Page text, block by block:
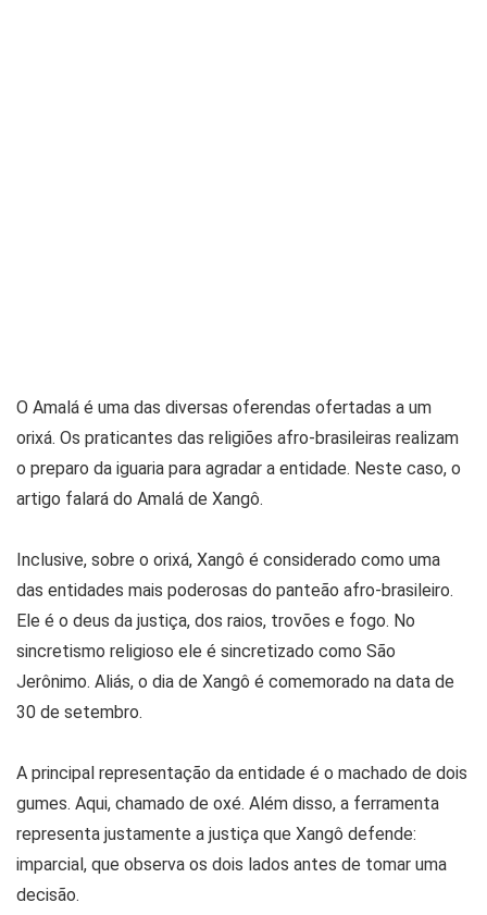
O Amalá é uma das diversas oferendas ofertadas a um
orixá. Os praticantes das religiões afro-brasileiras realizam
o preparo da iguaria para agradar a entidade. Neste caso, o
artigo falará do Amalá de Xangô.
Inclusive, sobre o orixá, Xangô é considerado como uma
das entidades mais poderosas do panteão afro-brasileiro.
Ele é o deus da justiça, dos raios, trovões e fogo. No
sincretismo religioso ele é sincretizado como São
Jerônimo. Aliás, o dia de Xangô é comemorado na data de
30 de setembro.
A principal representação da entidade é o machado de dois
gumes. Aqui, chamado de oxé. Além disso, a ferramenta
representa justamente a justiça que Xangô defende:
imparcial, que observa os dois lados antes de tomar uma
decisão.